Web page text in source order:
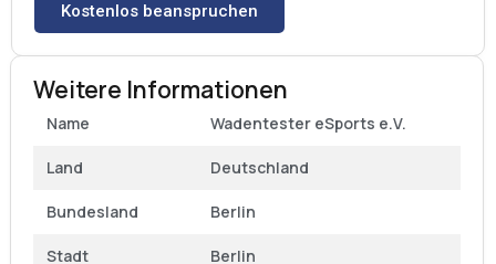
Kostenlos beanspruchen
Weitere Informationen
Name Wadentester eSports e.V.
Land Deutschland
Bundesland Berlin
Stadt Berlin